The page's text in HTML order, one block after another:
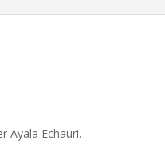
Ayala Echauri.